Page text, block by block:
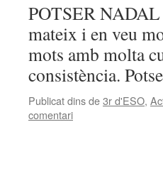
POTSER NADAL
mateix i en veu
mots amb molta
consistència.
Publicat dins de3r d'ESO,
comentari